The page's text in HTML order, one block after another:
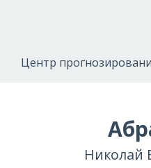
Центр
Николай